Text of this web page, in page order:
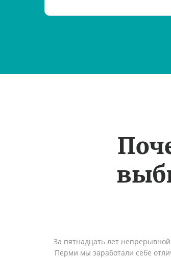
За пятнадцать лет
Перми мы заработали себе